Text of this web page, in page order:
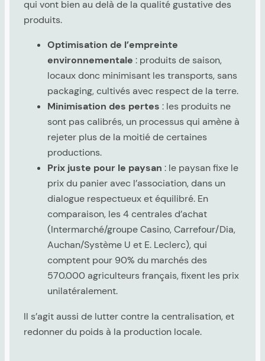
qui vont bien au delà de la qualité gustative des
produits.
Optimisation de l’empreinte
environnementale : produits de saison,
locaux donc minimisant les transports, sans
packaging, cultivés avec respect de la terre.
Minimisation des pertes : les produits ne
sont pas calibrés, un processus qui amène à
rejeter plus de la moitié de certaines
productions.
Prix juste pour le paysan : le paysan fixe le
prix du panier avec l’association, dans un
dialogue respectueux et équilibré. En
comparaison, les 4 centrales d’achat
(Intermarché/groupe Casino, Carrefour/Dia,
Auchan/Système U et E. Leclerc), qui
comptent pour 90% du marchés des
570.000 agriculteurs français, fixent les prix
unilatéralement.
Il s’agit aussi de lutter contre la centralisation, et
redonner du poids à la production locale.